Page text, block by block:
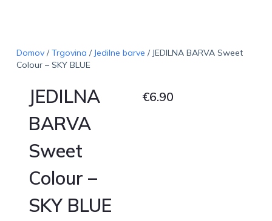
Domov/Trgovina / Jedilne barve / JEDILNA BARVA Sweet
Colour – SKY BLUE
JEDILNA
BARVA
Sweet
Colour –
SKY BLUE
€6.90